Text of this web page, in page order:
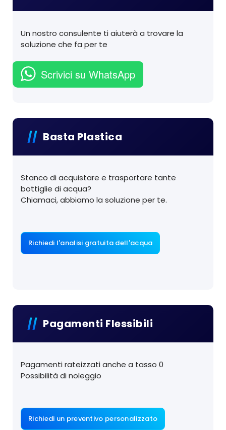
Un nostro consulente ti aiuterà a trovare la
soluzione che fa per te
Scrivici su WhatsApp
Basta Plastica
Stanco di acquistare e trasportare tante
bottiglie di acqua?
Chiamaci, abbiamo la soluzione per te.
Richiedi l'analisi gratuita dell'acqua
Pagamenti Flessibili
Pagamenti rateizzati anche a tasso 0
Possibilità di noleggio
Richiedi un preventivo personalizzato